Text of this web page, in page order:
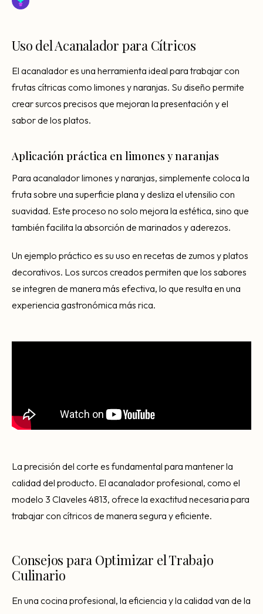
Uso del Acanalador para Cítricos
El acanalador es una herramienta ideal para trabajar con
frutas cítricas como limones y naranjas. Su diseño permite
crear surcos precisos que mejoran la presentación y el
sabor de los platos.
Aplicación práctica en limones y naranjas
Para acanalador limones y naranjas, simplemente coloca la
fruta sobre una superficie plana y desliza el utensilio con
suavidad. Este proceso no solo mejora la estética, sino que
también facilita la absorción de marinados y aderezos.
Un ejemplo práctico es su uso en recetas de zumos y platos
decorativos. Los surcos creados permiten que los sabores
se integren de manera más efectiva, lo que resulta en una
experiencia gastronómica más rica.
La precisión del corte es fundamental para mantener la
calidad del producto. El acanalador profesional, como el
modelo 3 Claveles 4813, ofrece la exactitud necesaria para
trabajar con cítricos de manera segura y eficiente.
Consejos para Optimizar el Trabajo
Culinario
En una cocina profesional, la eficiencia y la calidad van de la